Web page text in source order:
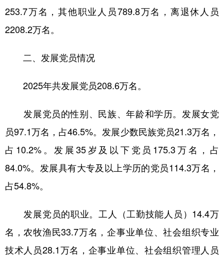
253.7万名，其他职业人员789.8万名，离退休人员
2208.2万名。
二、发展党员情况
2025年共发展党员208.6万名。
发展党员的性别、民族、年龄和学历。发展女党
员97.1万名，占46.5%。发展少数民族党员21.3万名，
占10.2%。发展35岁及以下党员175.3万名，占
84.0%。发展具有大专及以上学历的党员114.3万名，
占54.8%。
发展党员的职业。工人（工勤技能人员）14.4万
名，农牧渔民33.7万名，企事业单位、社会组织专业
技术人员28.1万名，企事业单位、社会组织管理人员